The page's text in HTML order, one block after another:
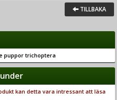
TILLBAKA
puppor trichoptera
kan detta vara intressant att läsa